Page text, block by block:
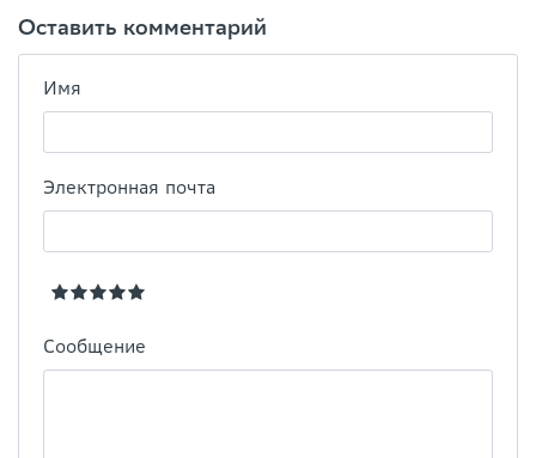
Оставить комментарий
Имя
Электронная почта
Сообщение